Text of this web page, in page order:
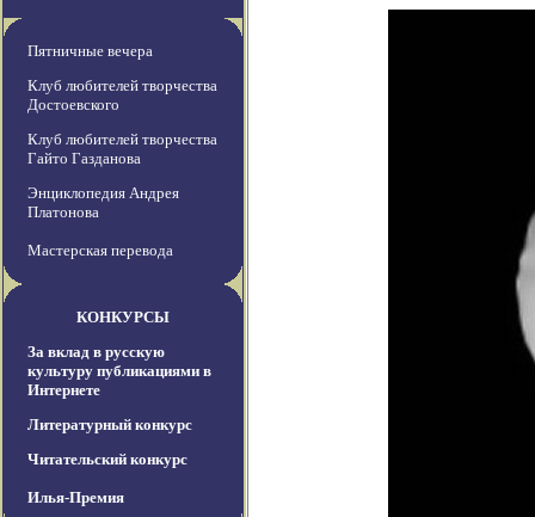
Пятничные вечера
Клуб любителей творчества
Достоевского
Клуб любителей творчества
Гайто Газданова
Энциклопедия Андрея
Платонова
Мастерская перевода
КОНКУРСЫ
За вклад в русскую
культуру публикациями в
Интернете
Литературный конкурс
Читательский конкурс
Илья-Премия